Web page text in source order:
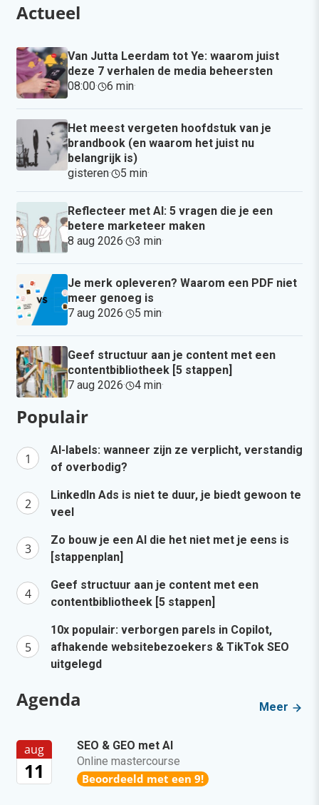
Actueel
Van Jutta Leerdam tot Ye: waarom juist
deze 7 verhalen de media beheersten
08:00· 6 min·
Het meest vergeten hoofdstuk van je
brandbook (en waarom het juist nu
belangrijk is)
gisteren· 5 min·
Reflecteer met AI: 5 vragen die je een
betere marketeer maken
8 aug 2026· 3 min·
Je merk opleveren? Waarom een PDF niet
meer genoeg is
7 aug 2026· 5 min·
Geef structuur aan je content met een
contentbibliotheek [5 stappen]
7 aug 2026· 4 min·
Populair
AI-labels: wanneer zijn ze verplicht, verstandig
of overbodig?
LinkedIn Ads is niet te duur, je biedt gewoon te
veel
Zo bouw je een AI die het niet met je eens is
[stappenplan]
Geef structuur aan je content met een
contentbibliotheek [5 stappen]
10x populair: verborgen parels in Copilot,
afhakende websitebezoekers & TikTok SEO
uitgelegd
Agenda Meer
aug
11
SEO & GEO met AI
Online mastercourse
Beoordeeld met een 9!